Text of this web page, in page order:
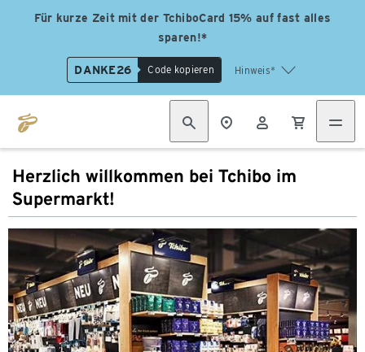
Für kurze Zeit mit der TchiboCard 15% auf fast alles
sparen!*
DANKE26 Code kopieren Hinweis*
Herzlich willkommen bei Tchibo im
Supermarkt!